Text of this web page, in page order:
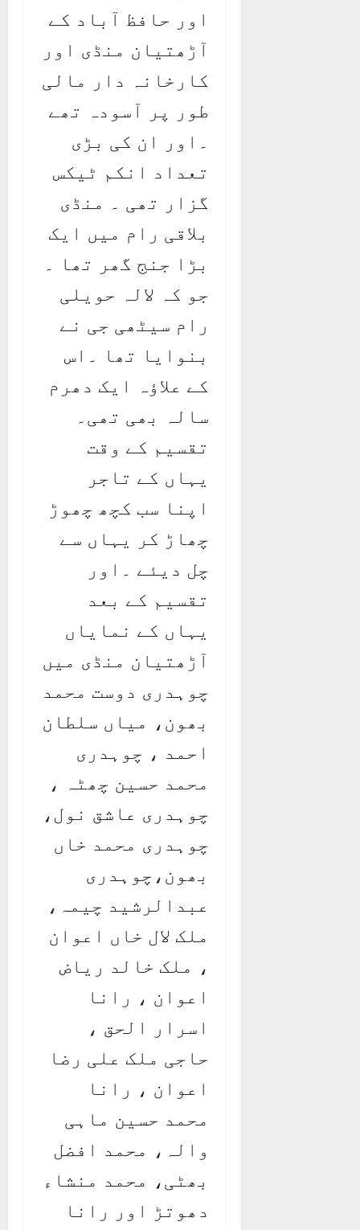
اور حافظ آباد کے
آڑھتیان منڈی اور
کارخانہ دار مالی
طور پر آسودہ تھے
۔اور ان کی بڑی
تعداد انکم ٹیکس
گزار تھی ۔ منڈی
بلاقی رام میں ایک
بڑا جنج گھر تھا ۔
جو کہ لالہ حویلی
رام سیٹھی جی نے
بنوایا تھا ۔اس
کے علاؤہ ایک دھرم
سالہ بھی تھی۔
تقسیم کے وقت
یہاں کے تاجر
اپنا سب کچھ چھوڑ
چھاڑ کر یہاں سے
چل دیئے ۔اور
تقسیم کے بعد
یہاں کے نمایاں
آڑھتیان منڈی میں
چوہدری دوست محمد
بھون، میاں سلطان
احمد ، چوہدری
محمد حسین چھٹہ ،
چوہدری عاشق نول،
چوہدری محمد خاں
بھون،چوہدری
عبدالرشید چیمہ،
ملک لال خاں اعوان
، ملک خالد ریاض
اعوان ، رانا
اسرار الحق ،
حاجی ملک علی رضا
اعوان ، رانا
محمد حسین ماہی
والہ، محمد افضل
بھٹی، محمد منشاء
دھوتڑ اور رانا